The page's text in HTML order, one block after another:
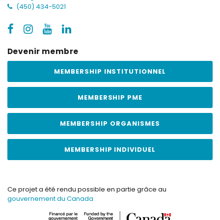
(450) 434-5021
Devenir membre
MEMBERSHIP INSTITUTIONNEL
MEMBERSHIP PME
MEMBERSHIP ORGANISMES
MEMBERSHIP INDIVIDUEL
Ce projet a été rendu possible en partie grâce au
gouvernement du Canada